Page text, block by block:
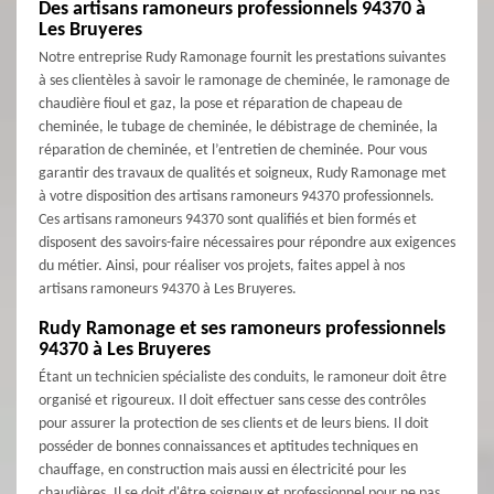
Des artisans ramoneurs professionnels 94370 à
Les Bruyeres
Notre entreprise Rudy Ramonage fournit les prestations suivantes
à ses clientèles à savoir le ramonage de cheminée, le ramonage de
chaudière fioul et gaz, la pose et réparation de chapeau de
cheminée, le tubage de cheminée, le débistrage de cheminée, la
réparation de cheminée, et l’entretien de cheminée. Pour vous
garantir des travaux de qualités et soigneux, Rudy Ramonage met
à votre disposition des artisans ramoneurs 94370 professionnels.
Ces artisans ramoneurs 94370 sont qualifiés et bien formés et
disposent des savoirs-faire nécessaires pour répondre aux exigences
du métier. Ainsi, pour réaliser vos projets, faites appel à nos
artisans ramoneurs 94370 à Les Bruyeres.
Rudy Ramonage et ses ramoneurs professionnels
94370 à Les Bruyeres
Étant un technicien spécialiste des conduits, le ramoneur doit être
organisé et rigoureux. Il doit effectuer sans cesse des contrôles
pour assurer la protection de ses clients et de leurs biens. Il doit
posséder de bonnes connaissances et aptitudes techniques en
chauffage, en construction mais aussi en électricité pour les